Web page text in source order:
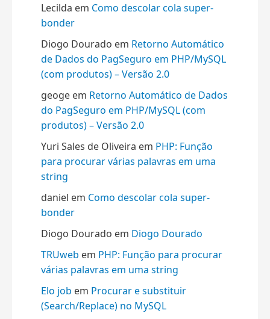
Lecilda em Como descolar cola super-
bonder
Diogo Dourado em Retorno Automático
de Dados do PagSeguro em PHP/MySQL
(com produtos) – Versão 2.0
geoge em Retorno Automático de Dados
do PagSeguro em PHP/MySQL (com
produtos) – Versão 2.0
Yuri Sales de Oliveira em PHP: Função
para procurar várias palavras em uma
string
daniel em Como descolar cola super-
bonder
Diogo Dourado em Diogo Dourado
TRUweb em PHP: Função para procurar
várias palavras em uma string
Elo job em Procurar e substituir
(Search/Replace) no MySQL